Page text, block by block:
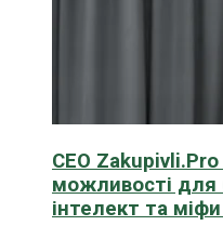
CEO
можливості для
інтелект та